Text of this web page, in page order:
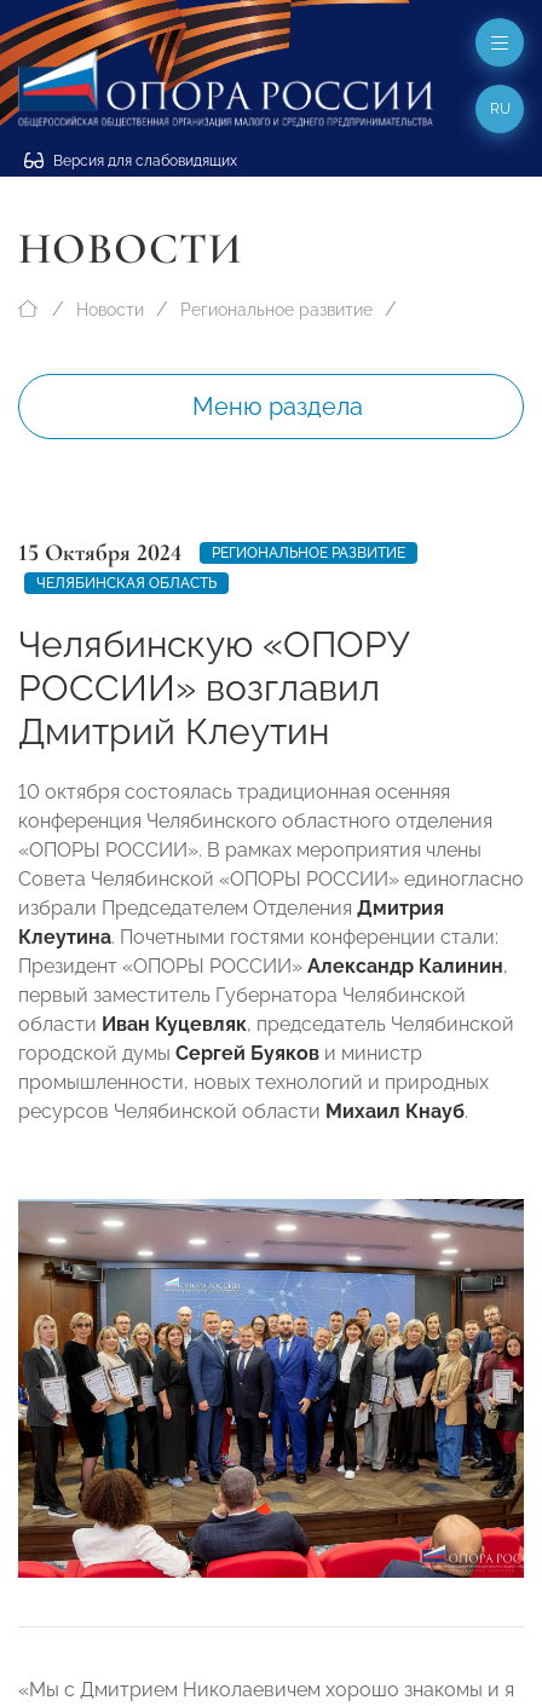
Версия для слабовидящих
RU
НОВОСТИ
Новости Региональное развитие
Меню раздела
15 Октября 2024
РЕГИОНАЛЬНОЕ РАЗВИТИЕ
ЧЕЛЯБИНСКАЯ ОБЛАСТЬ
Челябинскую «ОПОРУ
РОССИИ» возглавил
Дмитрий Клеутин
10 октября состоялась традиционная осенняя
конференция Челябинского областного отделения
«ОПОРЫ РОССИИ». В рамках мероприятия члены
Совета Челябинской «ОПОРЫ РОССИИ» единогласно
избрали Председателем Отделения Дмитрия
Клеутина. Почетными гостями конференции стали:
Президент «ОПОРЫ РОССИИ» Александр Калинин,
первый заместитель Губернатора Челябинской
области Иван Куцевляк, председатель Челябинской
городской думы Сергей Буяков и министр
промышленности, новых технологий и природных
ресурсов Челябинской области Михаил Кнауб.
«Мы с Дмитрием Николаевичем хорошо знакомы и я